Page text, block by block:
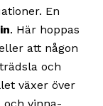
En
. Här hoppas
att någon
och
växer över